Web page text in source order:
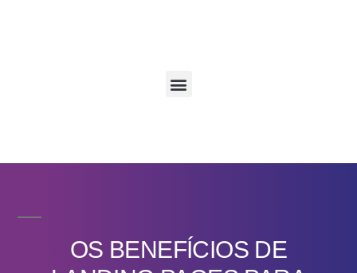
OS BENEFÍCIOS DE